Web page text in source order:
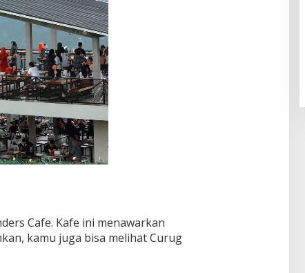
Cafe. Kafe ini menawarkan
kamu juga bisa melihat Curug